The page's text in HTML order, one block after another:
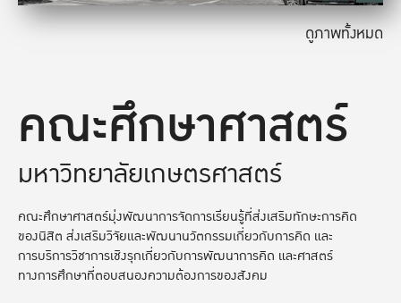
คณะศึกษาศาสตร์
มหาวิทยาลัยเกษตรศาสตร์
คณะศึกษาศาสตร์มุ่งพัฒนาการจัดการเรียนรู้ที่ส่งเสริมทักษะการคิด
ของนิสิต ส่งเสริมวิจัยและพัฒนานวัตกรรมเกี่ยวกับการคิด และ
การบริการวิชาการเชิงรุกเกี่ยวกับการพัฒนาการคิด และศาสตร์
ทางการศึกษาที่ตอบสนองความต้องการของสังคม
ดูภาพทั้งหมด